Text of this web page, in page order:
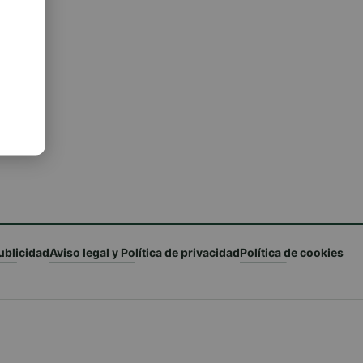
Aviso legal y Política de privacidadPolítica de cookies